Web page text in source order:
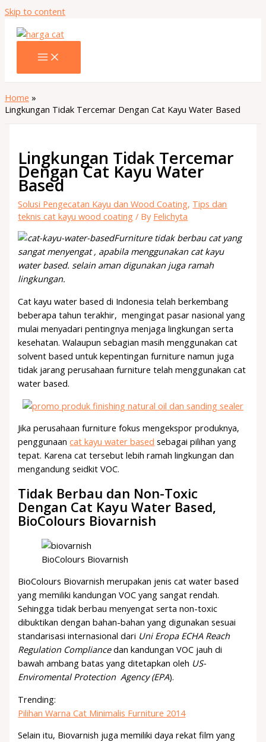
Skip to content
Home
Lingkungan Tidak Tercemar Dengan Cat Kayu Water Based
Lingkungan Tidak Tercemar
Dengan Cat Kayu Water
Based
Solusi Pengecatan Kayu dan Wood Coating, Tips dan
teknis cat kayu wood coating / By Felichyta
Furniture tidak berbau cat yang
sangat menyengat , apabila menggunakan cat kayu
water based. selain aman digunakan juga ramah
lingkungan.
Cat kayu water based di Indonesia telah berkembang
beberapa tahun terakhir, mengingat pasar nasional yang
mulai menyadari pentingnya menjaga lingkungan serta
kesehatan. Walaupun sebagian masih menggunakan cat
solvent based untuk kepentingan furniture namun juga
tidak jarang perusahaan furniture telah menggunakan cat
water based.
Jika perusahaan furniture fokus mengekspor produknya,
penggunaancat kayu water based sebagai pilihan yang
tepat. Karena cat tersebut lebih ramah lingkungan dan
mengandung seidkit VOC.
Tidak Berbau dan Non-Toxic
Dengan Cat Kayu Water Based,
BioColours Biovarnish
BioColours Biovarnish
BioColours Biovarnish merupakan jenis cat water based
yang memiliki kandungan VOC yang sangat rendah.
Sehingga tidak berbau menyengat serta non-toxic
dibuktikan dengan bahan-bahan yang digunakan sesuai
standarisasi internasional dari Uni Eropa ECHA Reach
Regulation Compliancedan kandungan VOC jauh di
bawah ambang batas yang ditetapkan oleh US-
Enviromental Protection Agency (EPA).
Trending:
Pilihan Warna Cat Minimalis Furniture 2014
Selain itu, Biovarnish juga memiliki daya rekat film yang